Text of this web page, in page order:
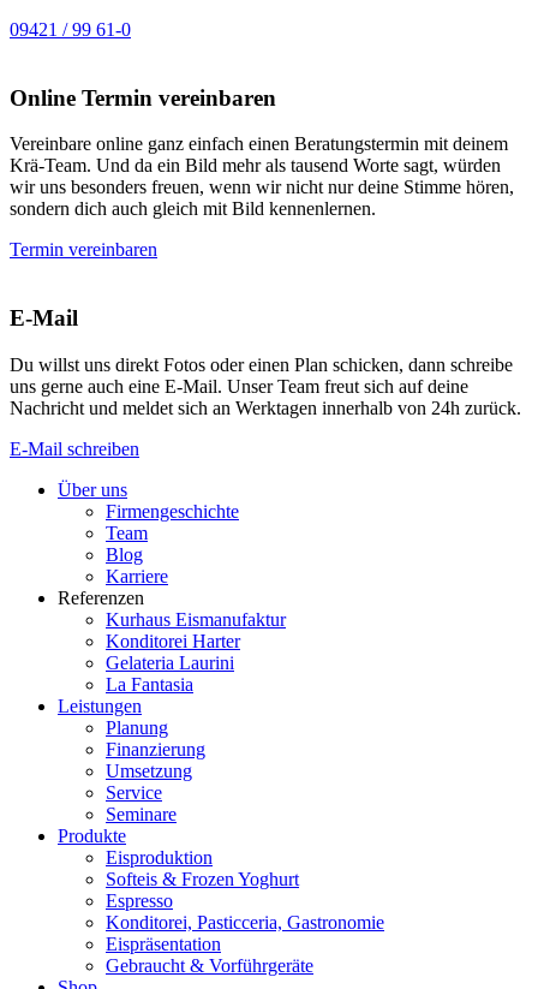
09421 / 99 61-0
Online Termin vereinbaren
Vereinbare online ganz einfach einen Beratungstermin mit deinem
Krä-Team. Und da ein Bild mehr als tausend Worte sagt, würden
wir uns besonders freuen, wenn wir nicht nur deine Stimme hören,
sondern dich auch gleich mit Bild kennenlernen.
Termin vereinbaren
E-Mail
Du willst uns direkt Fotos oder einen Plan schicken, dann schreibe
uns gerne auch eine E-Mail. Unser Team freut sich auf deine
Nachricht und meldet sich an Werktagen innerhalb von 24h zurück.
E-Mail schreiben
Über uns
Firmengeschichte
Team
Blog
Karriere
Referenzen
Kurhaus Eismanufaktur
Konditorei Harter
Gelateria Laurini
La Fantasia
Leistungen
Planung
Finanzierung
Umsetzung
Service
Seminare
Produkte
Eisproduktion
Softeis & Frozen Yoghurt
Espresso
Konditorei, Pasticceria, Gastronomie
Eispräsentation
Gebraucht & Vorführgeräte